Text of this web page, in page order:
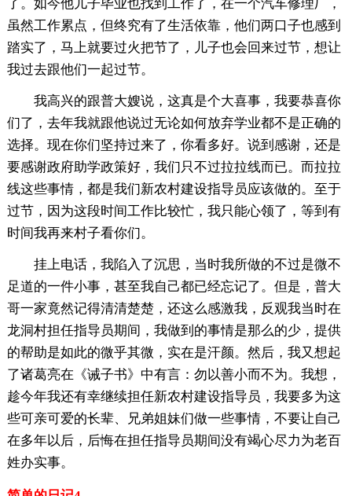
了。如今他儿子毕业也找到工作了，在一个汽车修理厂，
虽然工作累点，但终究有了生活依靠，他们两口子也感到
踏实了，马上就要过火把节了，儿子也会回来过节，想让
我过去跟他们一起过节。
我高兴的跟普大嫂说，这真是个大喜事，我要恭喜你
们了，去年我就跟他说过无论如何放弃学业都不是正确的
选择。现在你们坚持过来了，你看多好。说到感谢，还是
要感谢政府助学政策好，我们只不过拉拉线而已。而拉拉
线这些事情，都是我们新农村建设指导员应该做的。至于
过节，因为这段时间工作比较忙，我只能心领了，等到有
时间我再来村子看你们。
挂上电话，我陷入了沉思，当时我所做的不过是微不
足道的一件小事，甚至我自己都已经忘记了。但是，普大
哥一家竟然记得清清楚楚，还这么感激我，反观我当时在
龙洞村担任指导员期间，我做到的事情是那么的少，提供
的帮助是如此的微乎其微，实在是汗颜。然后，我又想起
了诸葛亮在《诫子书》中有言：勿以善小而不为。我想，
趁今年我还有幸继续担任新农村建设指导员，我要多为这
些可亲可爱的长辈、兄弟姐妹们做一些事情，不要让自己
在多年以后，后悔在担任指导员期间没有竭心尽力为老百
姓办实事。